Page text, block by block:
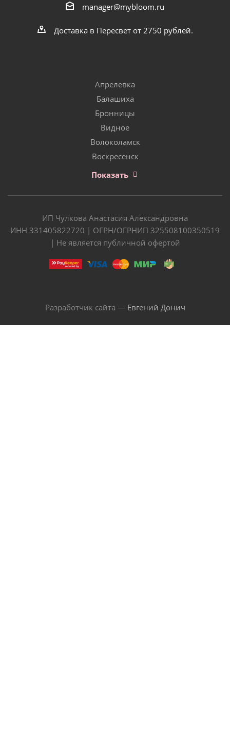
manager@mybloom.ru
Доставка в Пересвет от 2750 рублей.
Апрелевка
Балашиха
Бронницы
Видное
Волоколамск
Воскресенск
Показать
ИП Чулкова Анастасия Александровна
ИНН 331405822720 | ОГРН/ОГРНИП 325508100350519
| Не является публичной офертой
Разработчик сайта — Евгений Донич